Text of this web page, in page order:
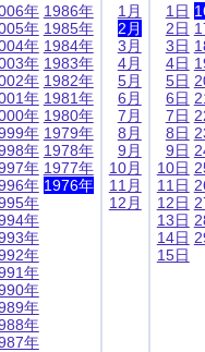
年
年
年
年
年
年
年
年
年
年
年
年
年
年
年
年
年
年
年
年
1986年
1985年
1984年
1983年
1982年
1981年
1980年
1979年
1978年
1977年
1976年
1月
2月
3月
4月
5月
6月
7月
8月
9月
10月
11月
12月
1日
2日
3日
4日
5日
6日
7日
8日
9日
10日
11日
12日
13日
14日
15日